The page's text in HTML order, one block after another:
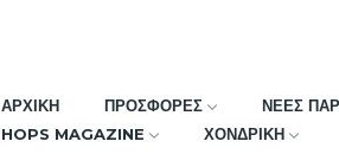
ΑΡΧΙΚΗ ΠΡΟΣΦΟΡΕΣ
ΝΕΕΣ
HOPS MAGAZINE
ΧΟΝΔΡΙΚΗ